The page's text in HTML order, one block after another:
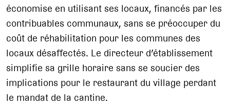
économise en utilisant ses locaux, financés par les
contribuables communaux, sans se préoccuper du
coût de réhabilitation pour les communes des
locaux désaffectés. Le directeur d’établissement
simplifie sa grille horaire sans se soucier des
implications pour le restaurant du village perdant
le mandat de la cantine.